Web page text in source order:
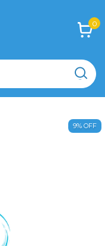
0
9% OFF